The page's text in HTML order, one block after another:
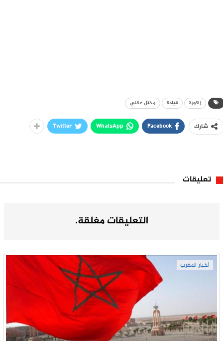
زاكورة قيادة مختل عقلي
شارك Facebook
WhatsApp
Twitter
تعليقات
التعليقات مغلقة.
أخبار المغرب